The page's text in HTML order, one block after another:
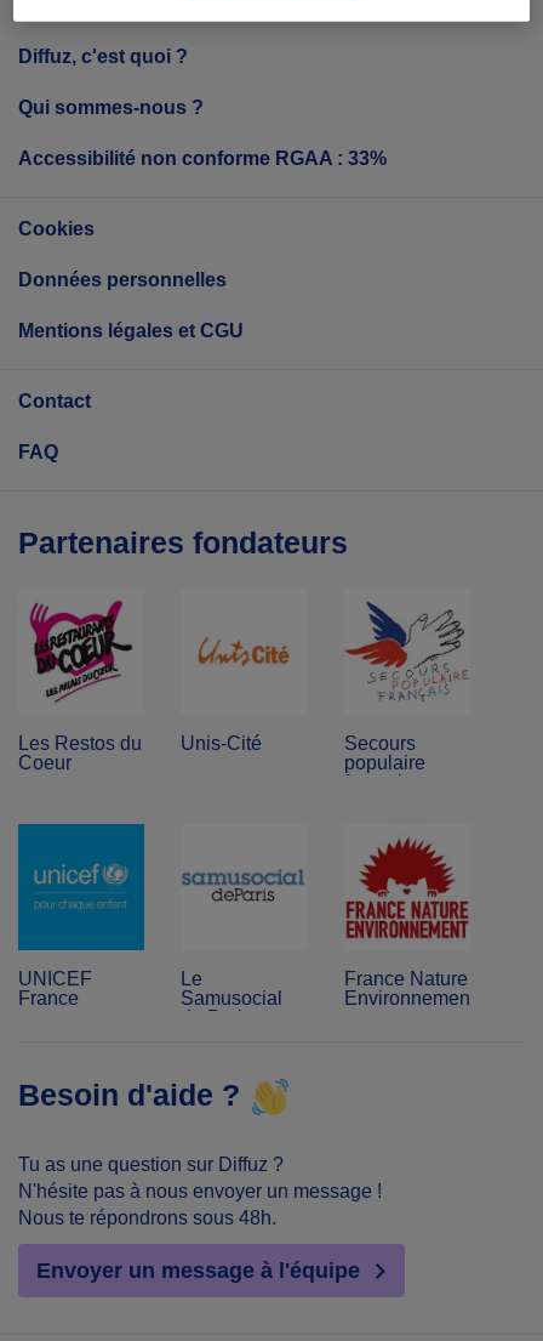
Diffuz, c'est quoi ?
Qui sommes-nous ?
Accessibilité non conforme RGAA : 33%
Cookies
Données personnelles
Mentions légales et CGU
Contact
FAQ
Partenaires fondateurs
Les Restos du
Coeur
Unis-Cité
Secours
populaire
français
UNICEF
France
Le
Samusocial
de Paris
France Nature
Environnement
Besoin d'aide ?
Tu as une question sur Diffuz ?
N'hésite pas à nous envoyer un message !
Nous te répondrons sous 48h.
Envoyer un message à l'équipe